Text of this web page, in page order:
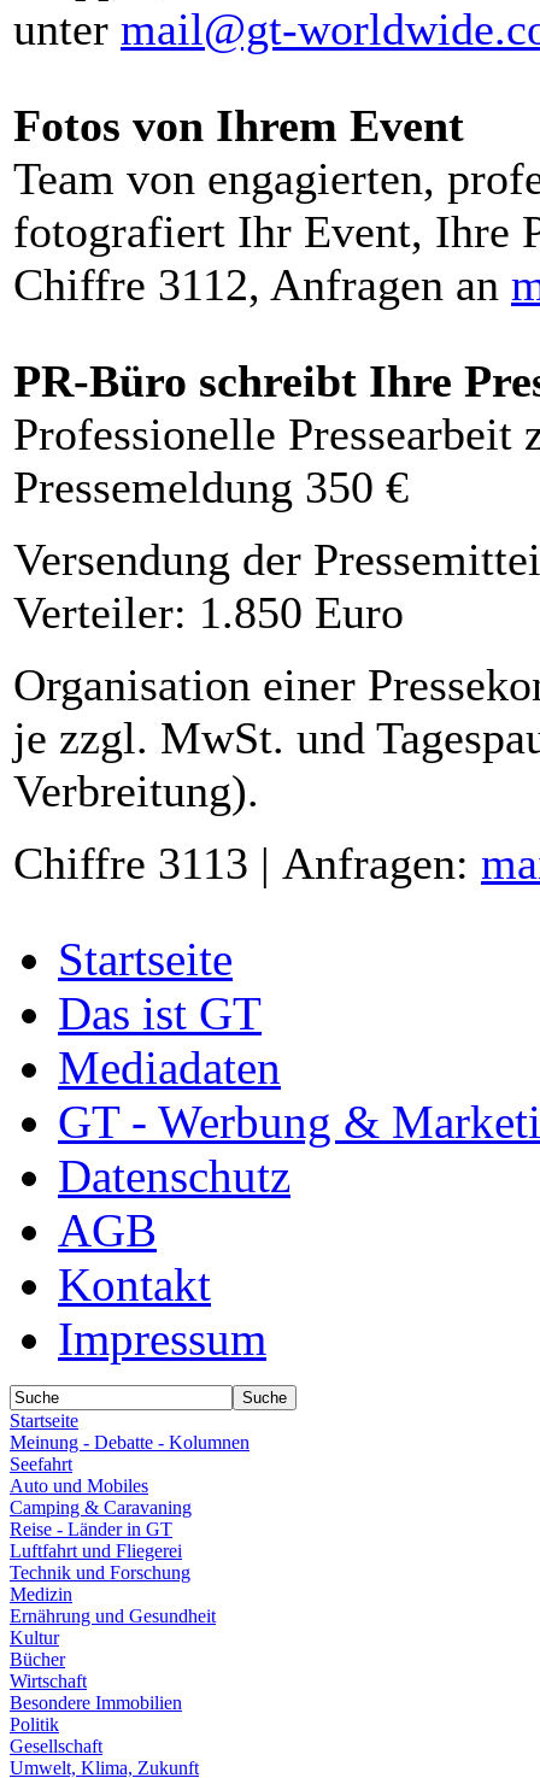
unter mail@gt-
Fotos von Ihrem Event
Team von engagierten,
fotografiert Ihr Event, Ihre
Chiffre 3112, Anfragen an
PR-Büro schreibt Ihre
Professionelle Pressearbeit
Pressemeldung 350 €
Versendung der
Verteiler: 1.850 Euro
Organisation einer
je zzgl. MwSt. und
Verbreitung).
Chiffre 3113 | Anfragen:
Startseite
Das ist GT
Mediadaten
GT - Werbung &
Datenschutz
AGB
Kontakt
Impressum
Startseite
Meinung - Debatte - Kolumnen
Seefahrt
Auto und Mobiles
Camping & Caravaning
Reise - Länder in GT
Luftfahrt und Fliegerei
Technik und Forschung
Medizin
Ernährung und Gesundheit
Kultur
Bücher
Wirtschaft
Besondere Immobilien
Politik
Gesellschaft
Umwelt, Klima, Zukunft